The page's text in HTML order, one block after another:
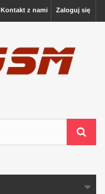
Zaloguj się
Kontakt z nami